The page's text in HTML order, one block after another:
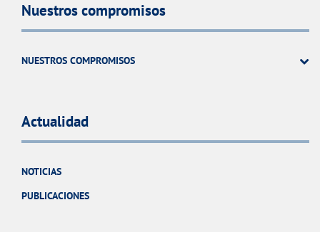
Nuestros compromisos
NUESTROS COMPROMISOS
Actualidad
NOTICIAS
PUBLICACIONES